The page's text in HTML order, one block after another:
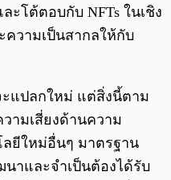
ะโต้ตอบกับ NFTs ในเชิง
วามเป็นสากลให้กับ
ะแปลกใหม่ แต่สิ่งนี้ตาม
ามเสี่ยงด้านความ
ยีใหม่อื่นๆ มาตรฐาน
นาและจำเป็นต้องได้รับ